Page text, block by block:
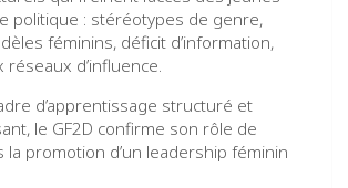
politique : stéréotypes de genre,
féminins, déficit d’information,
réseaux d’influence.
d’apprentissage structuré et
le GF2D confirme son rôle de
la promotion d’un leadership féminin